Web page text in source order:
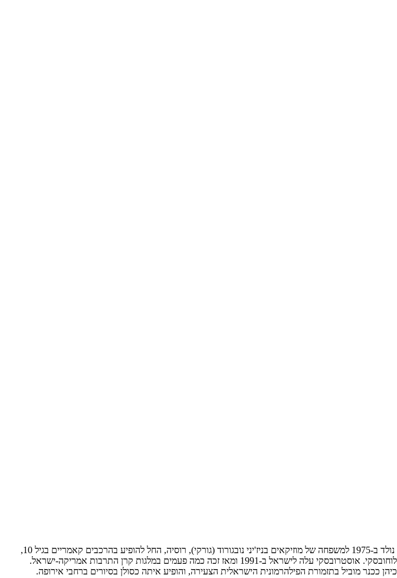
סרגיי אוסטרובסקי הוא הכנר הראשון ברביעיית "אביב" וכן הנגן הראשי של תזמורת שווייץ המערבית בז'נבה. הוא נולד ב-1975 למשפחה של מוזיקאים בניז'יני נובגורוד (גורקי), רוסיה, החל להופיע בהרכבים קאמריים בגיל 10,
וערך את הופעת הבכורה עם תזמורת סימפונית בגיל 13. ברוסיה למד, בין היתר, אצל דוד לפידוס, לזר גנטמן ויורי גלוחובסקי. אוסטרובסקי עלה לישראל ב-1991 ומאז זכה כמה פעמים במלגות קרן התרבות אמריקה-ישראל.
באקדמיה למוזיקה בתל-אביב הוא למד בכיתותיהם של פרופ' יאיר קלס ואירנה סבטלובה. בין השנים 1994–1996 כיהן ככנר מוביל בתזמורת הפילהרמונית הישראלית הצעירה, והופיע איתה כסולן בסיורים ברחבי אירופה.